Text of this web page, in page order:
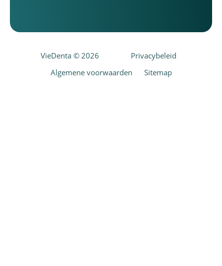
VieDenta © 2026
Privacybeleid
Algemene voorwaarden
Sitemap